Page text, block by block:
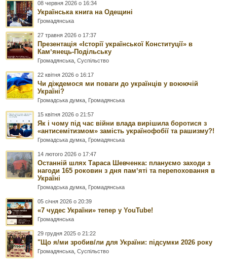
08 червня 2026 о 16:34
Українська книга на Одещині
Громадянська
27 травня 2026 о 17:37
Презентація «Історії української Конституції» в
Камʼянець-Подільську
Громадянська ,Суспільство
22 квітня 2026 о 16:17
Чи діждемося ми поваги до українців у воюючій
Україні?
Громадська думка Громадянська
15 квітня 2026 о 21:57
Як і чому під час війни влада вирішила боротися з
«антисемітизмом» замість українофобії та рашизму?!
Громадська думка Громадянська
14 лютого 2026 о 17:47
Останній шлях Тараса Шевченка: плануємо заходи з
нагоди 165 роковин з дня памʼяті та перепоховання в
Україні
Громадська думка Громадянська
05 січня 2026 о 20:39
«7 чудес України» тепер у YouTube!
Громадянська
29 грудня 2025 о 21:22
"Що я/ми зробив/ли для України: підсумки 2026 року
Громадянська ,Суспільство